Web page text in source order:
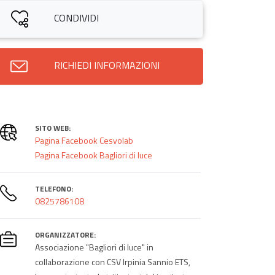
CONDIVIDI
RICHIEDI INFORMAZIONI
SITO WEB:
Pagina Facebook Cesvolab
Pagina Facebook Bagliori di luce
TELEFONO:
0825786108
ORGANIZZATORE:
Associazione "Bagliori di luce" in
collaborazione con CSV Irpinia Sannio ETS,